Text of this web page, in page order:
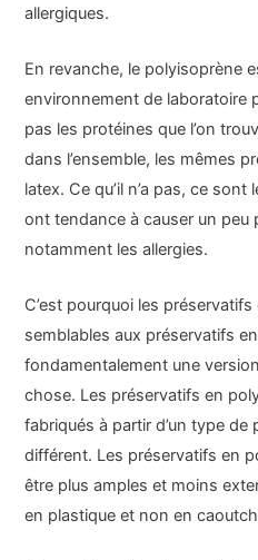
allergiques.
En revanche, le polyisoprène
environnement de laboratoire
pas les protéines que l’on
dans l’ensemble, les mêmes
latex. Ce qu’il n’a pas, ce
ont tendance à causer un peu
notamment les allergies.
C’est pourquoi les
semblables aux préservatifs
fondamentalement une
chose. Les préservatifs en
fabriqués à partir d’un type
différent. Les préservatifs en
être plus amples et moins
en plastique et non en